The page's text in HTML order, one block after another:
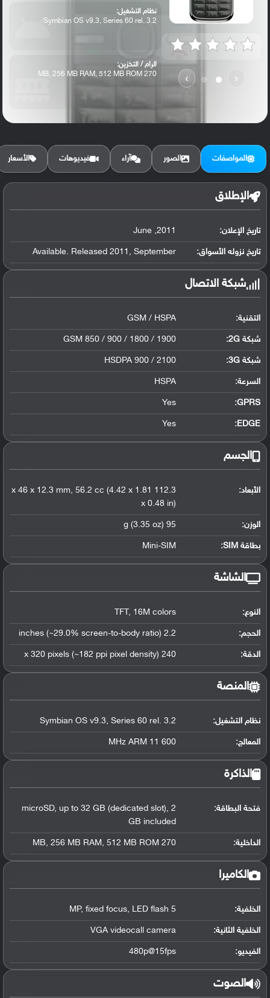
‹
›
نظام التشغيل:
Symbian OS v9.3, Series 60 rel. 3.2
الرام / التخزين:
270 MB, 256 MB RAM, 512 MB ROM
الكاميرا الأساسية:
المواصفات الصور آراء فيديوهات الأسعار
الإطلاق
تاريخ الإعلان: 2011, June
تاريخ نزوله الأسواق: Available. Released 2011, September
شبكة الاتصال
التقنية: GSM / HSPA
شبكة 2G: GSM 850 / 900 / 1800 / 1900
شبكة 3G :
HSDPA 900 / 2100
السرعة: HSPA
GPRS:
Yes
EDGE:
Yes
الجسم
الأبعاد:
112.3 x 46 x 12.3 mm, 56.2 cc (4.42 x 1.81
x 0.48 in)
الوزن: 95 g (3.35 oz)
بطاقة SIM: Mini-SIM
الشاشة
النوع: TFT, 16M colors
الحجم: 2.2 inches (~29.0% screen-to-body ratio)
الدقة: 240 x 320 pixels (~182 ppi pixel density)
المنصة
نظام التشغيل:
Symbian OS v9.3, Series 60 rel. 3.2
المعالج:
600 MHz ARM 11
الذاكرة
فتحة البطاقة:
microSD, up to 32 GB (dedicated slot), 2
GB included
الداخلية: 270 MB, 256 MB RAM, 512 MB ROM
الكاميرا
الخلفية: 5 MP, fixed focus, LED flash
الخلفية الثانية: VGA videocall camera
الفيديو: 480p@15fps
الصوت